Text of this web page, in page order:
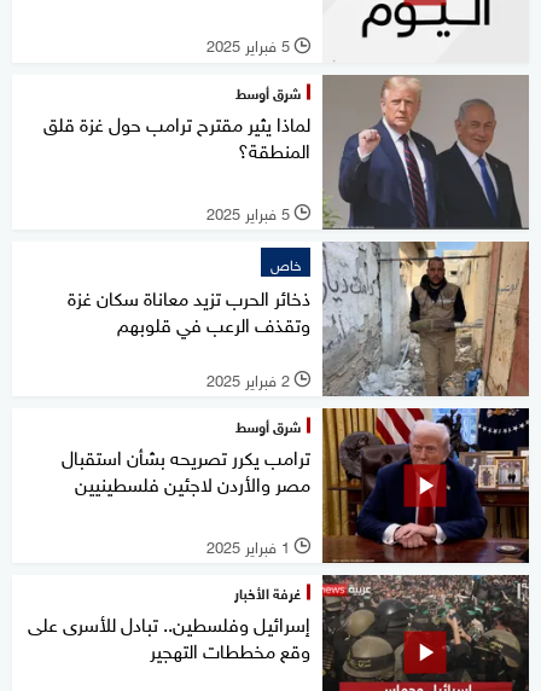
l 5 فبراير 2025
شرق أوسط
لماذا يثير مقترح ترامب حول غزة قلق
المنطقة؟
l 5 فبراير 2025
خاص
ذخائر الحرب تزيد معاناة سكان غزة
وتقذف الرعب في قلوبهم
l 2 فبراير 2025
شرق أوسط
ترامب يكرر تصريحه بشأن استقبال
مصر والأردن لاجئين فلسطينيين
l 1 فبراير 2025
غرفة الأخبار
إسرائيل وفلسطين.. تبادل للأسرى على
وقع مخططات التهجير